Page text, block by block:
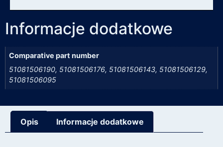
Informacje dodatkowe
Comparative part number
51081506190, 51081506176, 51081506143, 51081506129,
51081506095
Opis Informacje dodatkowe